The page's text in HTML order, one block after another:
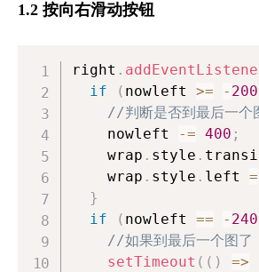
1.2 按向右滑动按钮
right .
if
( nowleft >= -
//判断是否到最后一个
    nowleft
-= 400 ;
    wrap
. style .
    wrap
. style . left =
}
if
( nowleft == -
//如果到最后一个图了
setTimeout ( ( ) =>